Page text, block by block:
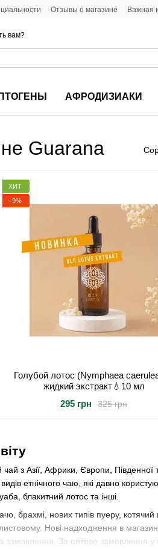
Отзывы о магазине Важная
вам?
АФРОДИЗИАКИ
Guarana
з Азії, Африки, Європи,
видів етнічного чаю, які давно
блакитний лотос та інші.
брахмі, нових типів пуеру, котячий
Нові надходження в
замовлення. За оптове замовлення
ХИТ
−9%
Голубой лотос (Nymphaea
жидкий экстракт💧10 мл
325 грн
295 грн